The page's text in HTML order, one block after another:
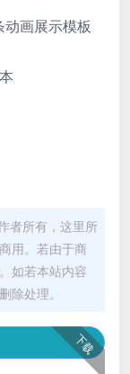
动画展示模板
者所有，这里所
用。若由于商
如若本站内容
除处理。
下载